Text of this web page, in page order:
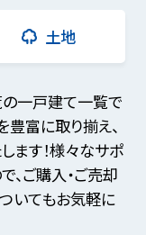
土地
一戸建て一覧で
富に取り揃え、
ます！様々なサポ
、ご購入・ご売却
いてもお気軽に